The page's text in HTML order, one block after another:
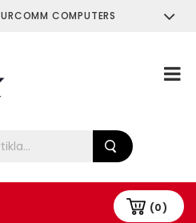
COMPUTERS
(0)